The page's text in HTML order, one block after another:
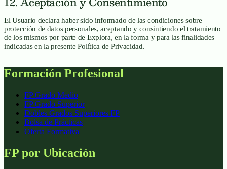
El Usuario declara haber sido informado de las condiciones sobre
protección de datos personales, aceptando y consintiendo el tratamiento
de los mismos por parte de Explora, en la forma y para las finalidades
indicadas en la presente Política de Privacidad.
Formación Profesional
FP Grado Medio
FP Grado Superior
Dobles Grados Superiores FP
Bolsa de Prácticas
Oferta Formativa
FP por Ubicación